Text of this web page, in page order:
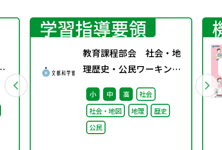
学習指導要領
教育課程部会 社会・地
理歴史・公民ワーキング
（第8回） 配付資料
小 中 高
社会
社会・地図
地理
歴史
公民